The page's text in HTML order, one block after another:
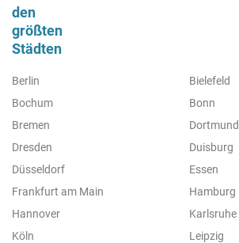
den
größten
Städten
Berlin
Bielefeld
Bochum
Bonn
Bremen
Dortmund
Dresden
Duisburg
Düsseldorf
Essen
Frankfurt am Main
Hamburg
Hannover
Karlsruhe
Köln
Leipzig